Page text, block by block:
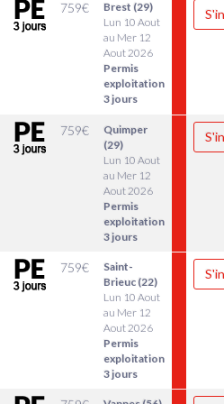
759€
Brest (29)
Lun 10 Aout
au Mer 12
Aout 2026
Permis
exploitation
3 jours
759€
Quimper
(29)
Lun 10 Aout
au Mer 12
Aout 2026
Permis
exploitation
3 jours
759€
Saint-
Brieuc (22)
Lun 10 Aout
au Mer 12
Aout 2026
Permis
exploitation
3 jours